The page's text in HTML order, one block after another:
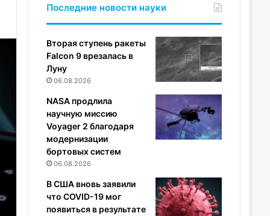
Последние новости науки
Вторая ступень ракеты
Falcon 9 врезалась в
Луну
06.08.2026
NASA продлила
научную миссию
Voyager 2 благодаря
модернизации
бортовых систем
06.08.2026
В США вновь заявили
что COVID-19 мог
появиться в результате